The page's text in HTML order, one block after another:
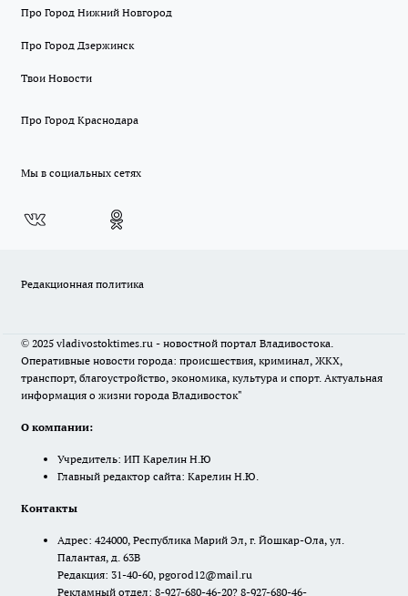
Про Город Нижний Новгород
Про Город Дзержинск
Твои Новости
Про Город Краснодара
Мы в социальных сетях
Редакционная политика
© 2025 vladivostoktimes.ru - новостной портал Владивостока.
Оперативные новости города: происшествия, криминал, ЖКХ,
транспорт, благоустройство, экономика, культура и спорт. Актуальная
информация о жизни города Владивосток"
О компании:
Учредитель: ИП Карелин Н.Ю
Главный редактор сайта: Карелин Н.Ю.
Контакты
Адрес: 424000, Республика Марий Эл, г. Йошкар-Ола, ул.
Палантая, д. 63В
Редакция: 31-40-60, pgorod12@mail.ru
Рекламный отдел: 8-927-680-46-20? 8-927-680-46-